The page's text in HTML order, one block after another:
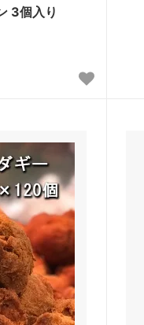
3個入り